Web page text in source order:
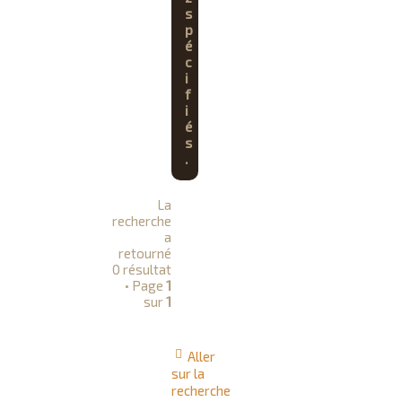
s
p
é
c
i
f
i
é
s
.
La
recherche
a
retourné
0 résultat
• Page1
sur1
Aller
sur la
recherche